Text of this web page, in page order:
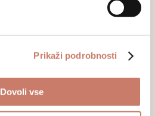
Prikaži podrobnosti
Dovoli vse